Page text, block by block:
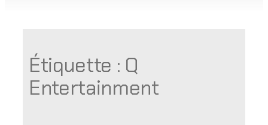
Étiquette : Q
Entertainment